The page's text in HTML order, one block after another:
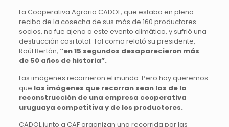
La Cooperativa Agraria CADOL, que estaba en pleno
recibo de la cosecha de sus más de 160 productores
socios, no fue ajena a este evento climático, y sufrió una
destrucción casi total. Tal como relató su presidente,
Raúl Bertón, “en 15 segundos desaparecieron más
de 50 años de historia”.
Las imágenes recorrieron el mundo. Pero hoy queremos
que las imágenes que recorran sean las de la
reconstrucción de una empresa cooperativa
uruguaya competitiva y de los productores.
CADOL junto a CAF organizan una recorrida por las